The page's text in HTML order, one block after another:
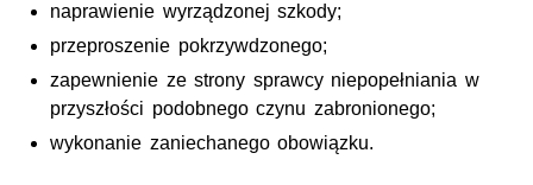
naprawienie wyrządzonej szkody;
przeproszenie pokrzywdzonego;
zapewnienie ze strony sprawcy niepopełniania w
przyszłości podobnego czynu zabronionego;
wykonanie zaniechanego obowiązku.